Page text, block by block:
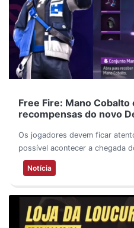
Free Fire: Mano Cobalto
recompensas do novo
Os jogadores devem ficar
possível acontecer a chegada
Notícia